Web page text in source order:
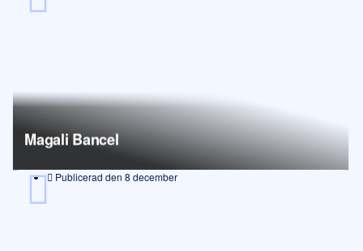
Magali Bancel
Publicerad den 8 december